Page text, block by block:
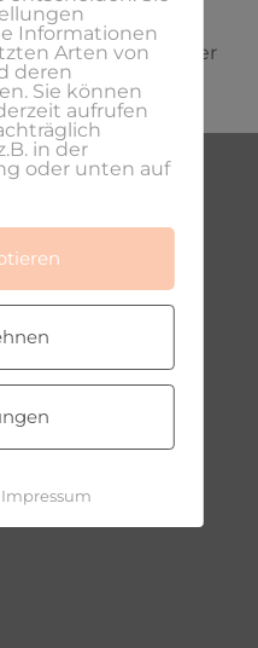
und Nachteile
erfährst du in meiner
mir zu…
Informationen
Arten von
deren
Sie können
aufrufen
in der
oder unten auf
Impressum